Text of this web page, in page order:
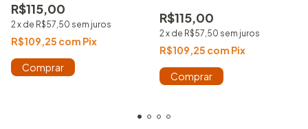
R$115,00
2x de R$57,50 sem juros
R$109,25 com Pix
Comprar
R$115,00
2x de R$57,50 sem juros
R$109,25 com Pix
Comprar